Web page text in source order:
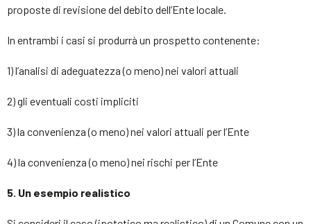
proposte di revisione del debito dell’Ente locale.
In entrambi i casi si produrrà un prospetto contenente:
1) l’analisi di adeguatezza (o meno) nei valori attuali
2) gli eventuali costi impliciti
3) la convenienza (o meno) nei valori attuali per l’Ente
4) la convenienza (o meno) nei rischi per l’Ente
5. Un esempio realistico